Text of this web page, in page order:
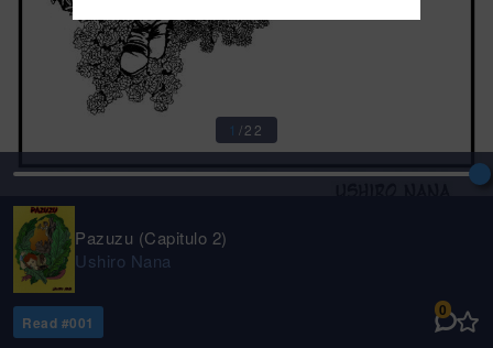
1/22
Pazuzu (Capitulo 2)
Ushiro Nana
Read #001
0